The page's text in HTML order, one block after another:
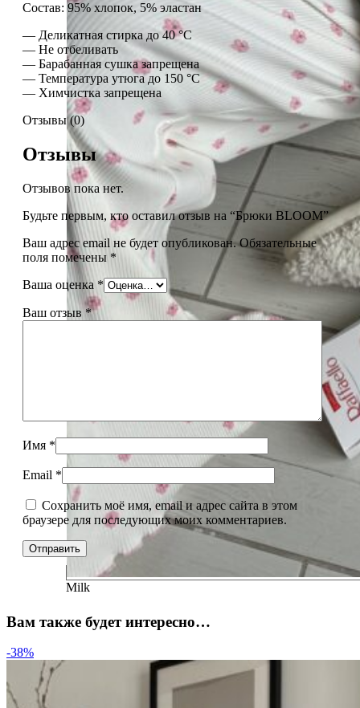
Milk
Состав: 95% хлопок, 5% эластан
— Деликатная стирка до 40 °C
— Не отбеливать
— Барабанная сушка запрещена
— Температура утюга до 150 °C
— Химчистка запрещена
Отзывы (0)
Отзывы
Отзывов пока нет.
Будьте первым, кто оставил отзыв на “Брюки BLOOM”
Ваш адрес email не будет опубликован. Обязательные
поля помечены *
Ваша оценка *
Ваш отзыв*
Имя *
Email *
Сохранить моё имя, email и адрес сайта в этом
браузере для последующих моих комментариев.
Вам также будет интересно…
-38%